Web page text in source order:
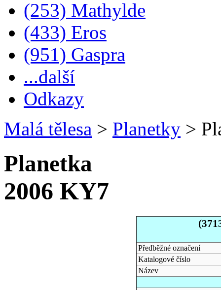
(253) Mathylde
(433) Eros
(951) Gaspra
...další
Odkazy
Malá tělesa > Planetky >
Planetka
2006 KY7
Předběžné označení
Katalogové číslo
Název